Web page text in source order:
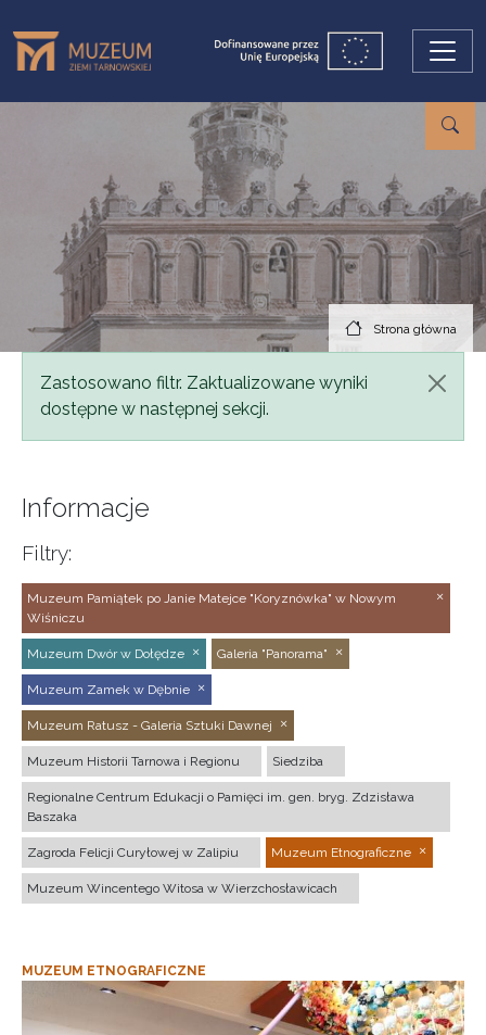
Strona główna
Komunikat
Zastosowano filtr. Zaktualizowane wyniki
dostępne w następnej sekcji.
Informacje
Filtry:
Muzeum Pamiątek po Janie Matejce "Koryznówka" w Nowym
Wiśniczu
Muzeum Dwór w Dołędze Galeria "Panorama"
Muzeum Zamek w Dębnie
Muzeum Ratusz - Galeria Sztuki Dawnej
Muzeum Historii Tarnowa i Regionu Siedziba
Regionalne Centrum Edukacji o Pamięci im. gen. bryg. Zdzisława
Baszaka
Zagroda Felicji Curyłowej w Zalipiu Muzeum Etnograficzne
Muzeum Wincentego Witosa w Wierzchosławicach
MUZEUM ETNOGRAFICZNE